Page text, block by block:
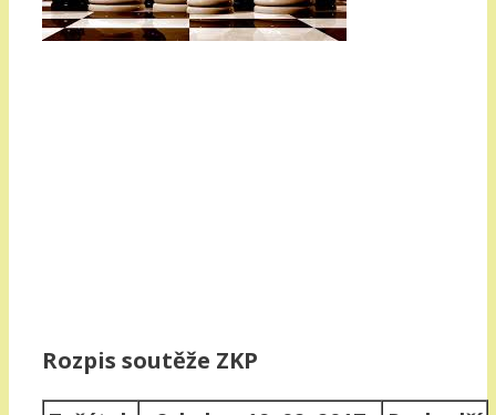
Rozpis soutěže ZKP